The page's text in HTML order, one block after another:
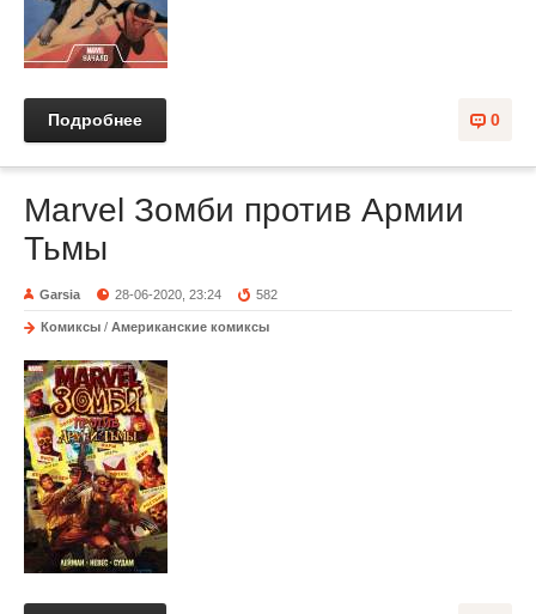
0
Подробнее
Marvel Зомби против Армии
Тьмы
Garsia 28-06-2020, 23:24 582
Комиксы / Американские комиксы